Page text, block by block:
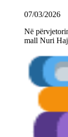
07/03/2026
Në
mall Nuri